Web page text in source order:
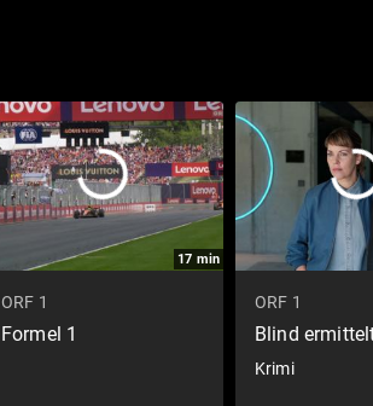
17 min
ORF 1
Formel 1
ORF 1
Blind
Krimi